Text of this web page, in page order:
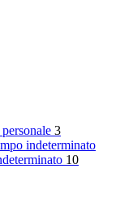
3
indeterminato
10